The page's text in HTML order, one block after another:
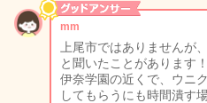
mm
上尾市ではありませんが
と聞いたことがあります！
伊奈学園の近くで、ウニ
してもらうにも時間潰す